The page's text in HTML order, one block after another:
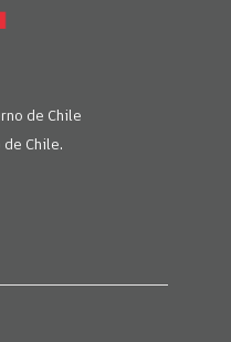
de Chile
de Chile.